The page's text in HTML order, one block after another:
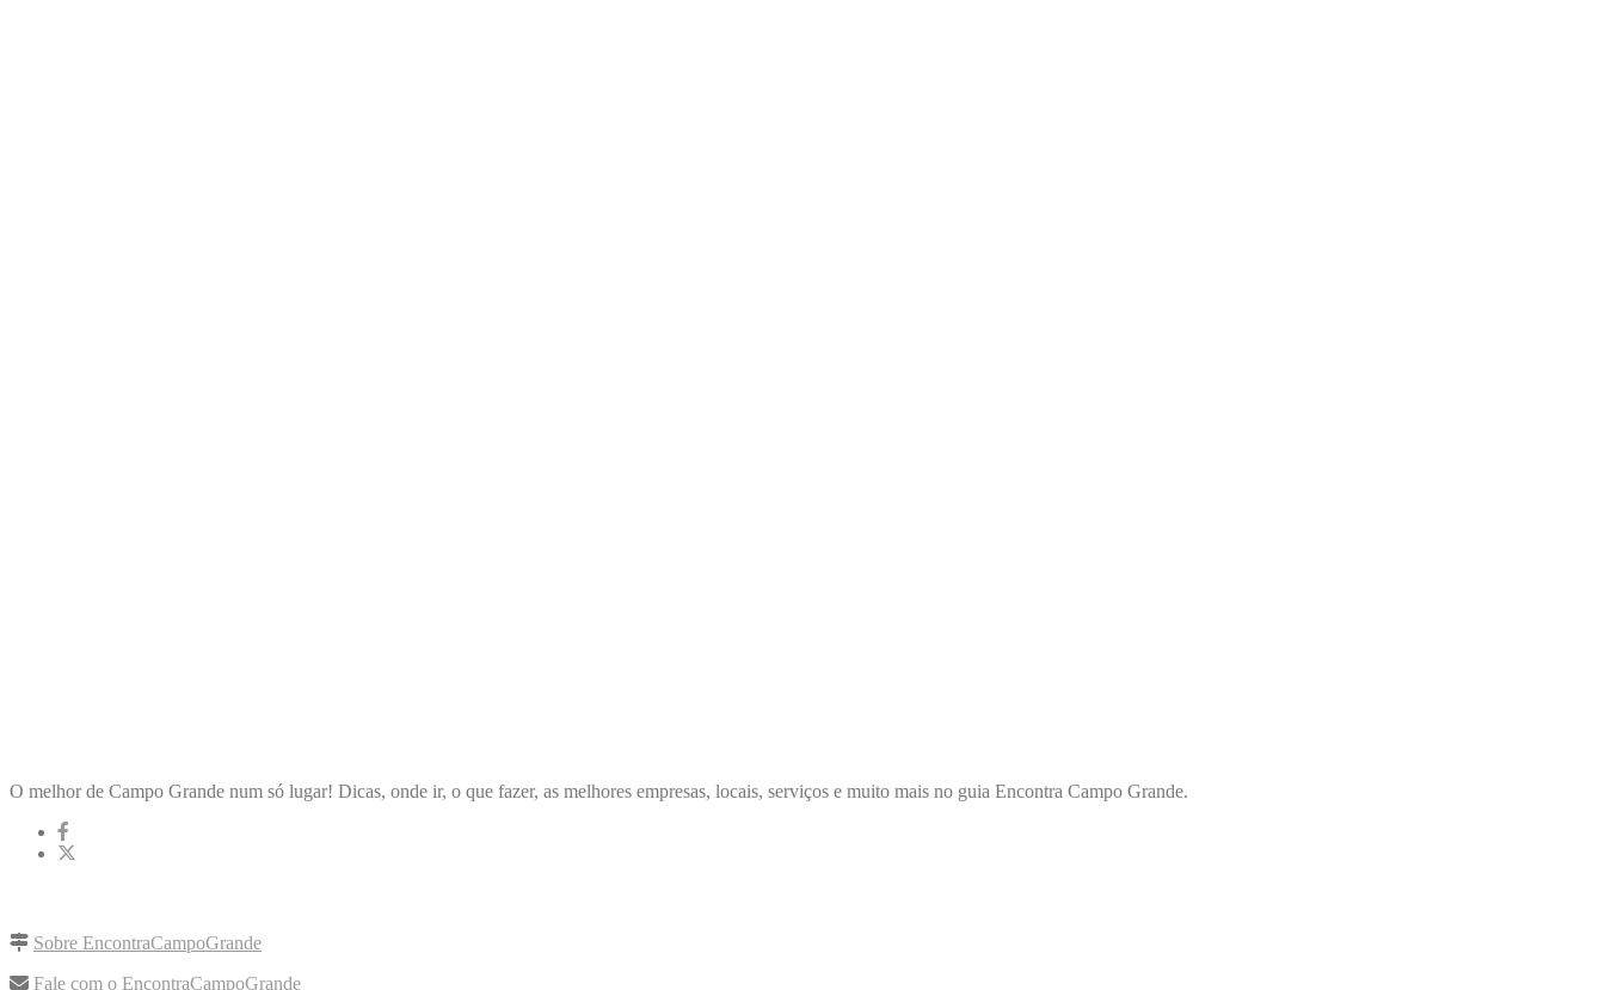
O melhor de Campo Grande num só lugar! Dicas, onde ir, o que fazer, as melhores empresas, locais, serviços e muito mais no guia Encontra Campo Grande.
Sobre EncontraCampoGrande
Fale com o EncontraCampoGrande